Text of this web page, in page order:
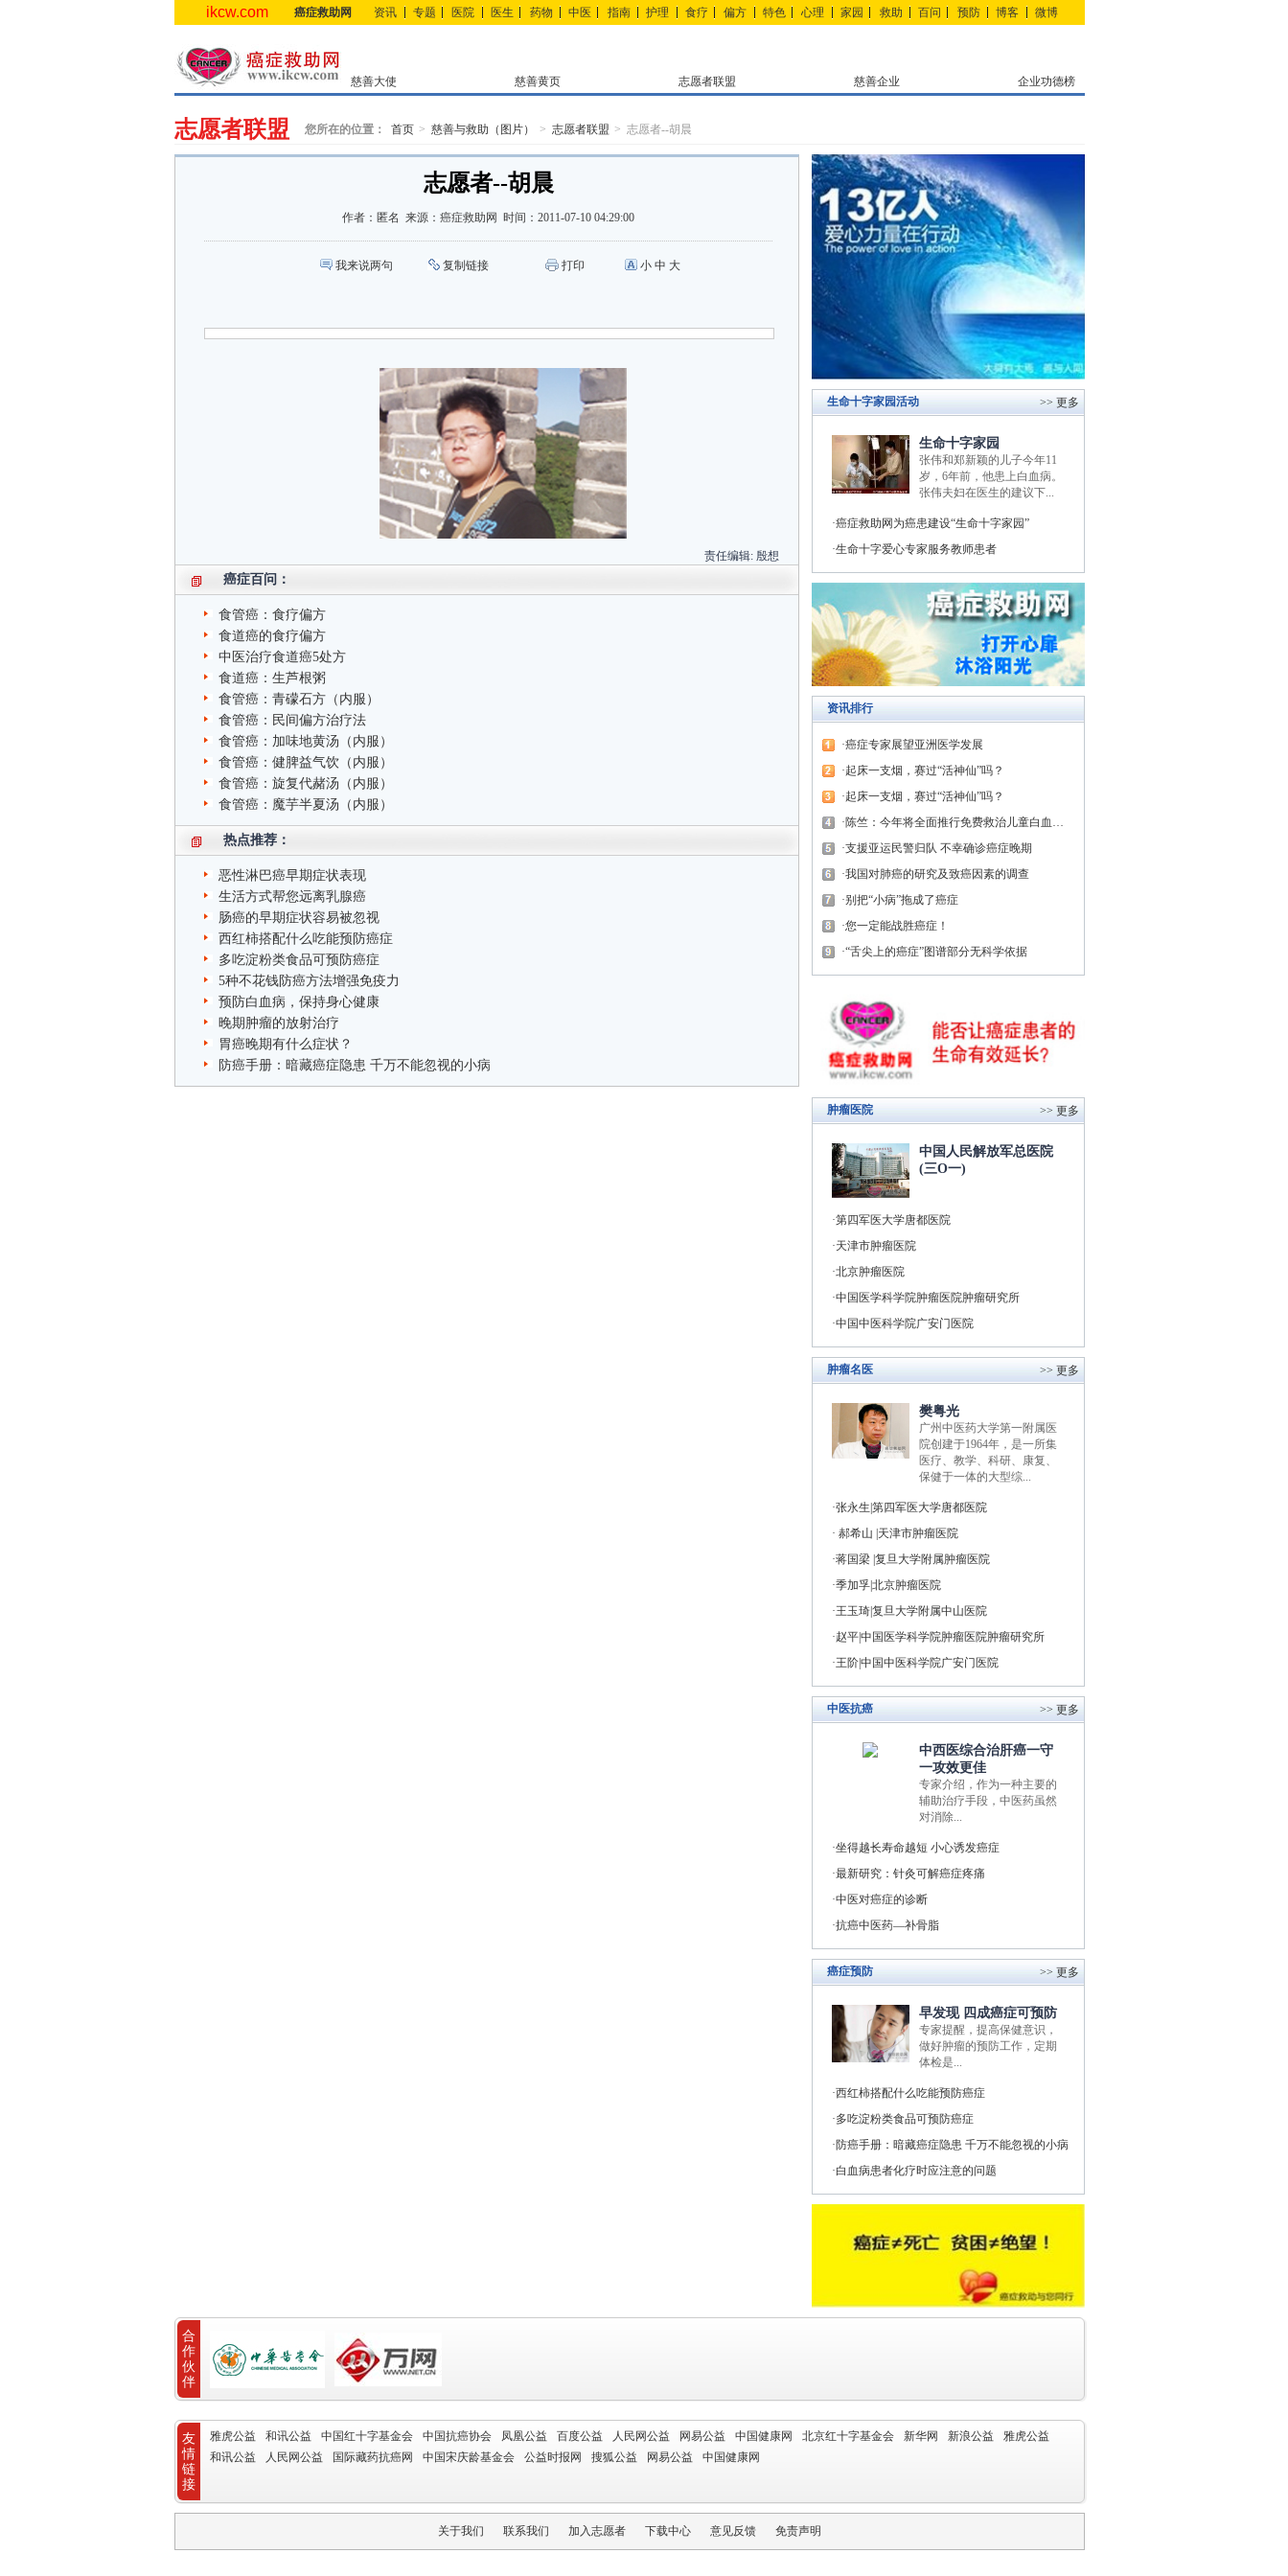
ikcw.com 癌症救助网 资讯 专题 医院 医生 药物 中医 指南 护理 食疗 偏方 特色 心理 家园 救助 百问 预防 博客 微博
慈善大使 慈善黄页 志愿者联盟 慈善企业 企业功德榜
志愿者联盟 您所在的位置： 首页 慈善与救助（图片） 志愿者联盟 志愿者--胡晨
志愿者--胡晨
作者： 匿名 来源： 癌症救助网 时间： 2011-07-10 04:29:00
我来说两句 复制链接 打印 小 中 大
责任编辑: 殷想
癌症百问：
食管癌：食疗偏方
食道癌的食疗偏方
中医治疗食道癌5处方
食道癌：生芦根粥
食管癌：青礞石方（内服）
食管癌：民间偏方治疗法
食管癌：加味地黄汤（内服）
食管癌：健脾益气饮（内服）
食管癌：旋复代赭汤（内服）
食管癌：魔芋半夏汤（内服）
热点推荐：
恶性淋巴癌早期症状表现
生活方式帮您远离乳腺癌
肠癌的早期症状容易被忽视
西红柿搭配什么吃能预防癌症
多吃淀粉类食品可预防癌症
5种不花钱防癌方法增强免疫力
预防白血病，保持身心健康
晚期肿瘤的放射治疗
胃癌晚期有什么症状？
防癌手册：暗藏癌症隐患 千万不能忽视的小病
生命十字家园活动 >> 更多
生命十字家园
张伟和郑新颖的儿子今年11
岁，6年前，他患上白血病。
张伟夫妇在医生的建议下...
癌症救助网为癌患建设“生命十字家园”
生命十字爱心专家服务教师患者
资讯排行
癌症专家展望亚洲医学发展
起床一支烟，赛过“活神仙”吗？
起床一支烟，赛过“活神仙”吗？
陈竺：今年将全面推行免费救治儿童白血病与先天性心脏病
支援亚运民警归队 不幸确诊癌症晚期
我国对肺癌的研究及致癌因素的调查
别把“小病”拖成了癌症
您一定能战胜癌症！
“舌尖上的癌症”图谱部分无科学依据
肿瘤医院 >> 更多
中国人民解放军总医院
(三O一)
第四军医大学唐都医院
天津市肿瘤医院
北京肿瘤医院
中国医学科学院肿瘤医院肿瘤研究所
中国中医科学院广安门医院
肿瘤名医 >> 更多
樊粤光
广州中医药大学第一附属医
院创建于1964年，是一所集
医疗、教学、科研、康复、
保健于一体的大型综...
张永生|第四军医大学唐都医院
郝希山 |天津市肿瘤医院
蒋国梁 |复旦大学附属肿瘤医院
季加孚|北京肿瘤医院
王玉琦|复旦大学附属中山医院
赵平|中国医学科学院肿瘤医院肿瘤研究所
王阶|中国中医科学院广安门医院
中医抗癌 >> 更多
中西医综合治肝癌一守
一攻效更佳
专家介绍，作为一种主要的
辅助治疗手段，中医药虽然
对消除...
坐得越长寿命越短 小心诱发癌症
最新研究：针灸可解癌症疼痛
中医对癌症的诊断
抗癌中医药—补骨脂
癌症预防 >> 更多
早发现 四成癌症可预防
专家提醒，提高保健意识，
做好肿瘤的预防工作，定期
体检是...
西红柿搭配什么吃能预防癌症
多吃淀粉类食品可预防癌症
防癌手册：暗藏癌症隐患 千万不能忽视的小病
白血病患者化疗时应注意的问题
合
作
伙
伴
友
情
链
接
雅虎公益 和讯公益 中国红十字基金会 中国抗癌协会 凤凰公益 百度公益 人民网公益 网易公益 中国健康网 北京红十字基金会 新华网 新浪公益
雅虎公益
和讯公益
人民网公益 国际藏药抗癌网 中国宋庆龄基金会 公益时报网 搜狐公益 网易公益 中国健康网
关于我们 联系我们 加入志愿者 下载中心 意见反馈 免责声明